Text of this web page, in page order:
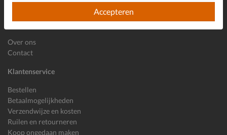
Shoemixx
Over ons
Contact
Klantenservice
Bestellen
Betaalmogelijkheden
Verzendwijze en kosten
Ruilen en retourneren
Koop ongedaan maken
Accepteren